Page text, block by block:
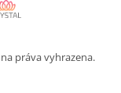
práva vyhrazena.